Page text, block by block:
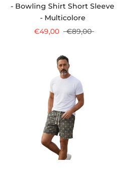
- Bowling Shirt Short Sleeve
- Multicolore
€49,00
€89,00